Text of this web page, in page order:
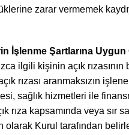
zarar vermemek
İşlenme Şartlarına
ilgili kişinin açık
rızası aranmaksızın
sağlık hizmetleri ile
rıza kapsamında veya
olarak Kurul tarafından